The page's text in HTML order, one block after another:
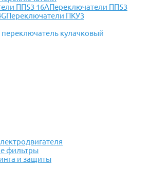
ПП53 16АПереключатели ПП53
Переключатели ПКУ3
переключатель кулачковый
фильтры
и защиты